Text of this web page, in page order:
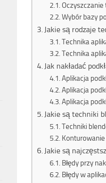
Wybór bazy
Jakie są rodzaje
Technika
Technika
Jak nakładać
Aplikacja
Aplikacja
Aplikacja
Jakie są techniki
Techniki
Jakie są
Błędy przy
Błędy w